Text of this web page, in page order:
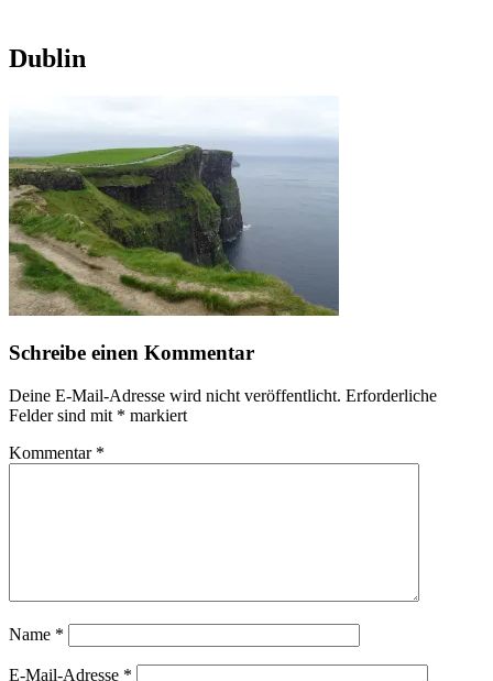
Dublin
Schreibe einen Kommentar
Deine E-Mail-Adresse wird nicht veröffentlicht. Erforderliche
Felder sind mit * markiert
Kommentar *
Name *
E-Mail-Adresse *